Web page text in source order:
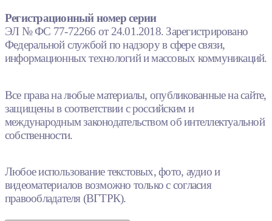
Регистрационный номер серии
ЭЛ № ФС 77-72266 от 24.01.2018. Зарегистрировано
Федеральной службой по надзору в сфере связи,
информационных технологий и массовых коммуникаций.
Все права на любые материалы, опубликованные на сайте,
защищены в соответствии с российским и
международным законодательством об интеллектуальной
собственности.
Любое использование текстовых, фото, аудио и
видеоматериалов возможно только с согласия
правообладателя (ВГТРК).